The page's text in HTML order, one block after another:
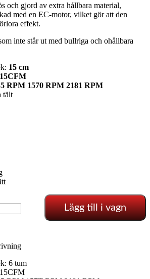
och gjord av extra hållbara material,
med en EC-motor, vilket gör att den
effekt.
inte står ut med bullriga och ohållbara
15 cm
RPM 1570 RPM 2181 RPM
tält
Lägg till i vagn
6 tum